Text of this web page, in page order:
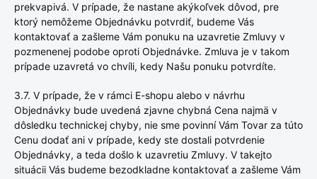
prekvapivá. V prípade, že nastane akýkoľvek dôvod, pre
ktorý nemôžeme Objednávku potvrdiť, budeme Vás
kontaktovať a zašleme Vám ponuku na uzavretie Zmluvy v
pozmenenej podobe oproti Objednávke. Zmluva je v takom
prípade uzavretá vo chvíli, kedy Našu ponuku potvrdíte.
3.7. V prípade, že v rámci E-shopu alebo v návrhu
Objednávky bude uvedená zjavne chybná Cena najmä v
dôsledku technickej chyby, nie sme povinní Vám Tovar za túto
Cenu dodať ani v prípade, kedy ste dostali potvrdenie
Objednávky, a teda došlo k uzavretiu Zmluvy. V takejto
situácii Vás budeme bezodkladne kontaktovať a zašleme Vám